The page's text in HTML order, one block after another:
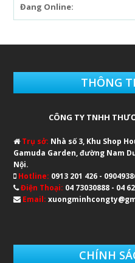
Đang Online:
THÔNG
CÔNG TY TNHH
Trụ sở: Nhà số 3, Khu Shop
Gamuda Garden, đường Nam
Nội.
Hotline: 0913 201 426 -
Điện Thoại: 04 73030888 - 04
Email:
CHÍNH